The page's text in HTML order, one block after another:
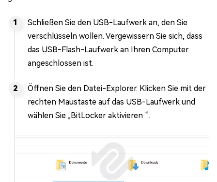
Schließen Sie den USB-Laufwerk an, den Sie
verschlüsseln wollen. Vergewissern Sie sich, dass
das USB-Flash-Laufwerk an Ihren Computer
angeschlossen ist.
Öffnen Sie den Datei-Explorer. Klicken Sie mit der
rechten Maustaste auf das USB-Laufwerk und
wählen Sie „BitLocker aktivieren “.